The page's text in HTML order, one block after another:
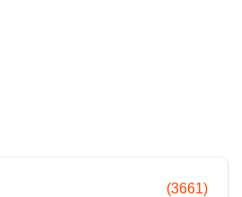
(3661)